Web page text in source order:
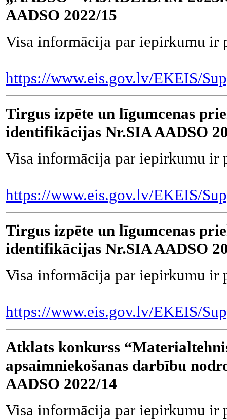
AADSO 2022/15
Visa informācija par iepirkumu ir
https://www.eis.gov.lv/EKEIS/
Tirgus izpēte un līgumcenas
identifikācijas Nr.SIA AADSO
Visa informācija par iepirkumu ir
https://www.eis.gov.lv/EKEIS/
Tirgus izpēte un līgumcenas
identifikācijas Nr.SIA AADSO
Visa informācija par iepirkumu ir
https://www.eis.gov.lv/EKEIS/
Atklats konkurss
apsaimniekošanas darbību
AADSO 2022/14
Visa informācija par iepirkumu ir